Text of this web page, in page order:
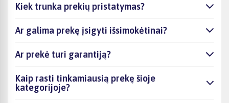
Kiek trunka prekių pristatymas?
Ar galima prekę įsigyti išsimokėtinai?
Ar prekė turi garantiją?
Kaip rasti tinkamiausią prekę šioje
kategorijoje?